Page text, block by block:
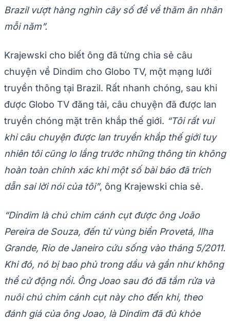
Brazil vượt hàng nghìn cây số để về thăm ân nhân
mỗi năm”.
Krajewski cho biết ông đã từng chia sẻ câu
chuyện về Dindim cho Globo TV, một mạng lưới
truyền thông tại Brazil. Rất nhanh chóng, sau khi
được Globo TV đăng tải, câu chuyện đã được lan
truyền chóng mặt trên khắp thế giới. “Tôi rất vui
khi câu chuyện được lan truyền khắp thế giới tuy
nhiên tôi cũng lo lắng trước những thông tin không
hoàn toàn chính xác khi một số bài báo đã trích
dẫn sai lời nói của tôi”, ông Krajewski chia sẻ.
“Dindim là chú chim cánh cụt được ông João
Pereira de Souza, đến từ vùng biển Provetá, Ilha
Grande, Rio de Janeiro cứu sống vào tháng 5/2011.
Khi đó, nó bị bao phủ trong dầu và gần như không
thể cử động nổi. Ông Joao sau đó đã tắm rửa và
nuôi chú chim cánh cụt này cho đến khi, theo
đánh giá của ông Joao, là Dindim đã đủ khỏe